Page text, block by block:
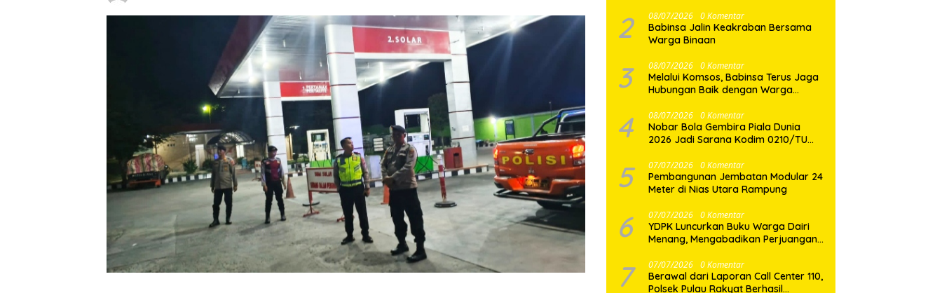
Bukti
2 08/07/2026 0 Komentar
Babinsa Jalin Keakraban Bersama
Warga Binaan
3 08/07/2026 0 Komentar
Melalui Komsos, Babinsa Terus Jaga
Hubungan Baik dengan Warga
4 08/07/2026 0 Komentar
Nobar Bola Gembira Piala Dunia
2026 Jadi Sarana Kodim 0210/TU
Kebersamaan dengan Warga
5 07/07/2026 0 Komentar
Pembangunan Jembatan Modular 24
Meter di Nias Utara Rampung
6 07/07/2026 0 Komentar
YDPK Luncurkan Buku Warga Dairi
Menang, Mengabadikan Perjuangan
Jalur Hukum
7 07/07/2026 0 Komentar
Berawal dari Laporan Call Center 110,
Polsek Pulau Rakyat Berhasil